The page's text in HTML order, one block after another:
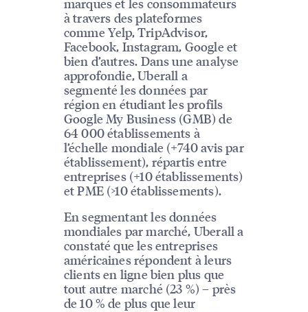
à travers des plateformes
comme Yelp, TripAdvisor,
Facebook, Instagram, Google et
bien d’autres. Dans une analyse
approfondie, Uberall a
segmenté les données par
région en étudiant les profils
Google My Business (GMB) de
64 000 établissements à
l’échelle mondiale (+740 avis par
établissement), répartis entre
entreprises (+10 établissements)
et PME (>10 établissements).
En segmentant les données
mondiales par marché, Uberall a
constaté que les entreprises
américaines répondent à leurs
clients en ligne bien plus que
tout autre marché (23 %) – près
de 10 % de plus que leur